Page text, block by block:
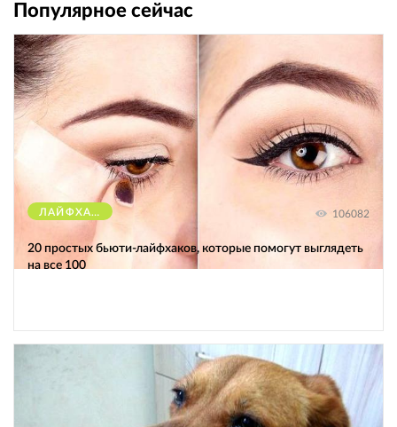
Популярное сейчас
ЛАЙФХАКИ 106082
20 простых бьюти-лайфхаков, которые помогут выглядеть
на все 100